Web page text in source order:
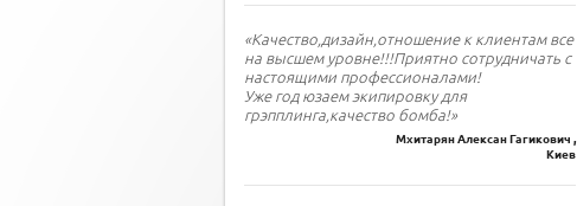
«Качество,дизайн,отношение к клиентам все
на высшем уровне!!!Приятно сотрудничать с
настоящими профессионалами!
Уже год юзаем экипировку для
грэпплинга,качество бомба!»
Мхитарян Алексан Гагикович ,
Киев